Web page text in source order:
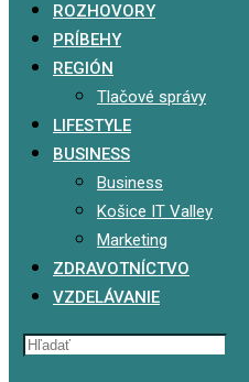
ROZHOVORY
PRÍBEHY
REGIÓN
Tlačové správy
LIFESTYLE
BUSINESS
Business
Košice IT Valley
Marketing
ZDRAVOTNÍCTVO
VZDELÁVANIE